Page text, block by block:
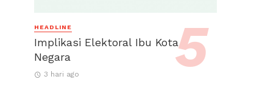
HEADLINE
Implikasi Elektoral Ibu Kota
Negara
3 hari ago